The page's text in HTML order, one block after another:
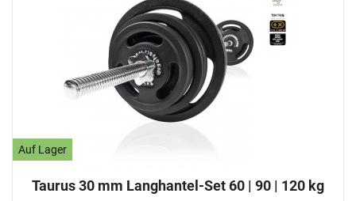
Auf Lager
Taurus 30 mm Langhantel-Set 60 | 90 | 120 kg